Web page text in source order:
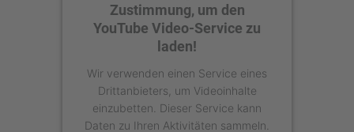
Zustimmung, um den
YouTube Video-Service zu
laden!
Wir verwenden einen Service eines
Drittanbieters, um Videoinhalte
einzubetten. Dieser Service kann
Daten zu Ihren Aktivitäten sammeln.